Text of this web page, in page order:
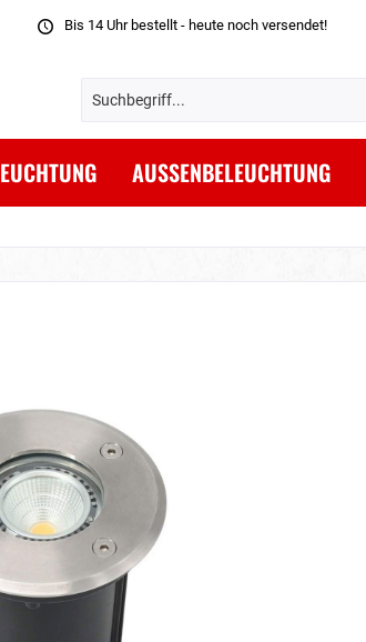
Bis 14 Uhr bestellt - heute noch versendet!
AUSSENBELEUCHTUNG